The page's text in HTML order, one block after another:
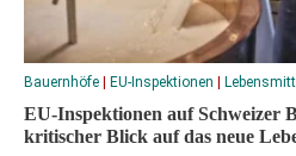
Bauernhöfe EU-Inspektionen
EU-Inspektionen auf Schweizer
kritischer Blick auf das neue